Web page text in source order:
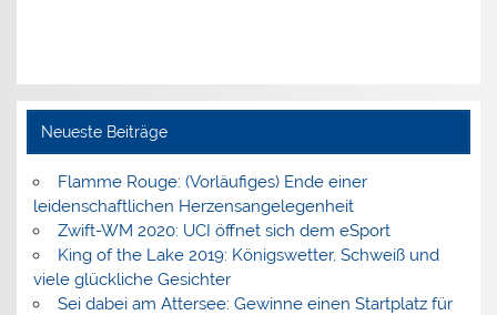
Neueste Beiträge
Flamme Rouge: (Vorläufiges) Ende einer
leidenschaftlichen Herzensangelegenheit
Zwift-WM 2020: UCI öffnet sich dem eSport
King of the Lake 2019: Königswetter, Schweiß und
viele glückliche Gesichter
Sei dabei am Attersee: Gewinne einen Startplatz für